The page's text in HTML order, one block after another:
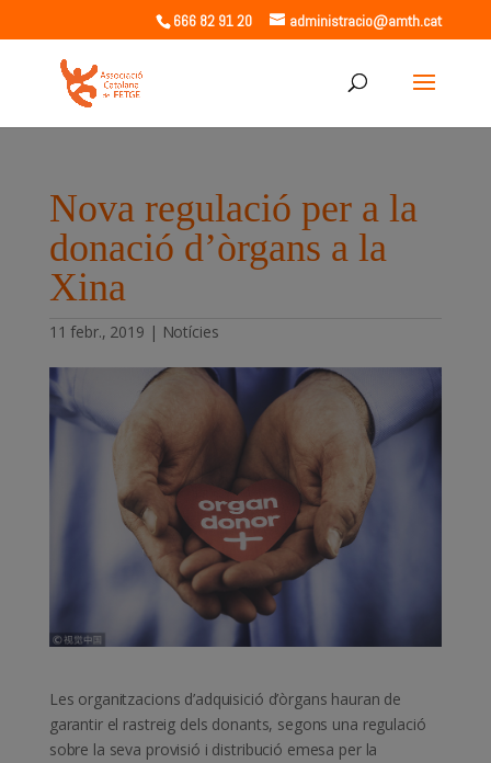
666 82 91 20 administracio@amth.cat
Nova regulació per a la
donació d’òrgans a la
Xina
11 febr., 2019 | Notícies
Les organitzacions d’adquisició d’òrgans hauran de
garantir el rastreig dels donants, segons una regulació
sobre la seva provisió i distribució emesa per la